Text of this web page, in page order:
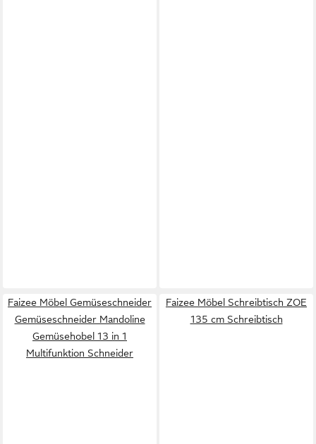
Faizee Möbel Gemüseschneider
Gemüseschneider Mandoline
Gemüsehobel 13 in 1
Multifunktion Schneider
Faizee Möbel Schreibtisch ZOE
135 cm Schreibtisch